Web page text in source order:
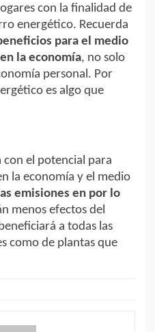
con la finalidad de
energético. Recuerda
para el medio
la economía, no solo
personal. Por
es algo que
con el potencial para
la economía y el medio
emisiones en por lo
menos efectos del
a todas las
como de plantas que